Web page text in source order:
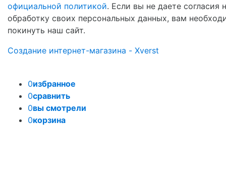
официальной политикой. Если вы не даете согласия
обработку своих персональных данных, вам
покинуть наш сайт.
Создание интернет-магазина - Xverst
0избранное
0сравнить
0вы смотрели
0корзина